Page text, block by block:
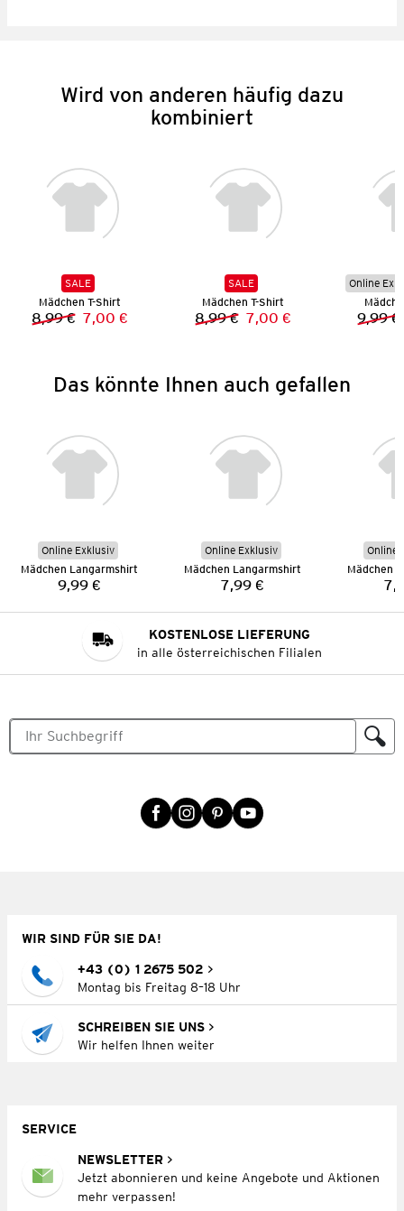
Wird von anderen häufig dazu
kombiniert
SALE
Mädchen T-Shirt
Vorheriger Preis:
8,99 € Neuer Preis:
7,00 €
SALE
Mädchen T-Shirt
Vorheriger Preis:
8,99 € Neuer Preis:
7,00 €
Online
9,99 €
Das könnte Ihnen auch gefallen
Online Exklusiv
Mädchen Langarmshirt
Preis:
9,99 €
Online Exklusiv
Mädchen Langarmshirt
Preis:
7,99 €
Online
Mädchen
KOSTENLOSE LIEFERUNG
in alle österreichischen Filialen
WIR SIND FÜR SIE DA!
+43 (0) 1 2675 502
Montag bis Freitag 8–18 Uhr
SCHREIBEN SIE UNS
Wir helfen Ihnen weiter
SERVICE
NEWSLETTER
Jetzt abonnieren und keine Angebote und Aktionen
mehr verpassen!